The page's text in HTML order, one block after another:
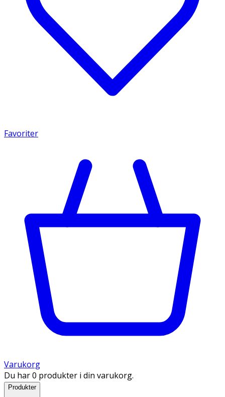
Favoriter
Varukorg
Du har 0 produkter i din varukorg.
Produkter